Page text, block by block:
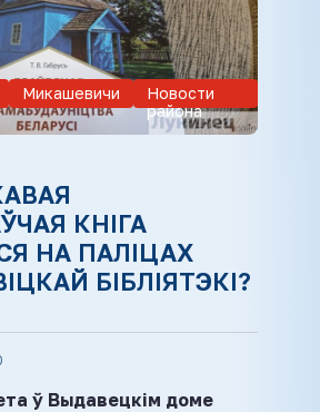
Микашевичи
Новости
района
КНІГА
НА ПАЛІЦАХ
БІБЛІЯТЭКІ?
ў Выдавецкім доме